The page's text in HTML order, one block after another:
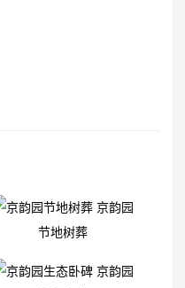
京韵园
节地树葬
京韵园